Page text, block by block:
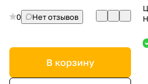
0 Нет отзывов
В корзину